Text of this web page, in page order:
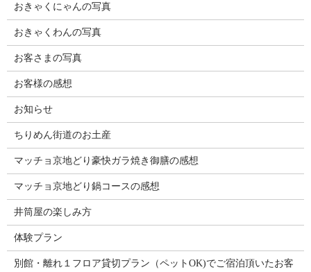
おきゃくにゃんの写真
おきゃくわんの写真
お客さまの写真
お客様の感想
お知らせ
ちりめん街道のお土産
マッチョ京地どり豪快ガラ焼き御膳の感想
マッチョ京地どり鍋コースの感想
井筒屋の楽しみ方
体験プラン
別館・離れ１フロア貸切プラン（ペットOK)でご宿泊頂いたお客